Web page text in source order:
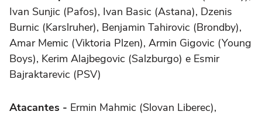
Ivan Sunjic (Pafos), Ivan Basic (Astana), Dzenis
Burnic (Karslruher), Benjamin Tahirovic (Brondby),
Amar Memic (Viktoria Plzen), Armin Gigovic (Young
Boys), Kerim Alajbegovic (Salzburgo) e Esmir
Bajraktarevic (PSV)
Atacantes - Ermin Mahmic (Slovan Liberec),